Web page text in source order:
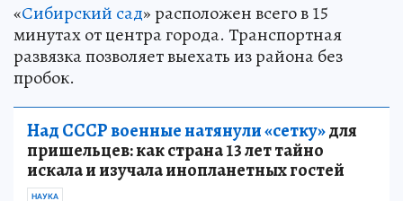
«Сибирский сад» расположен всего в 15
минутах от центра города. Транспортная
развязка позволяет выехать из района без
пробок.
Над СССР военные натянули «сетку»для
пришельцев: как страна 13 лет тайно
искала и изучала инопланетных гостей
НАУКА